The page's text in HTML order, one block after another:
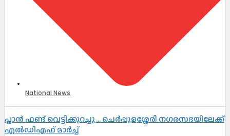
National News
പ്ലാൻ ഫണ്ട് വെട്ടിക്കുറച്ചു … ചെർപ്പുളശ്ശേരി നഗരസഭയിലേക്ക്
എൽഡിഎഫ് മാർച്ച്